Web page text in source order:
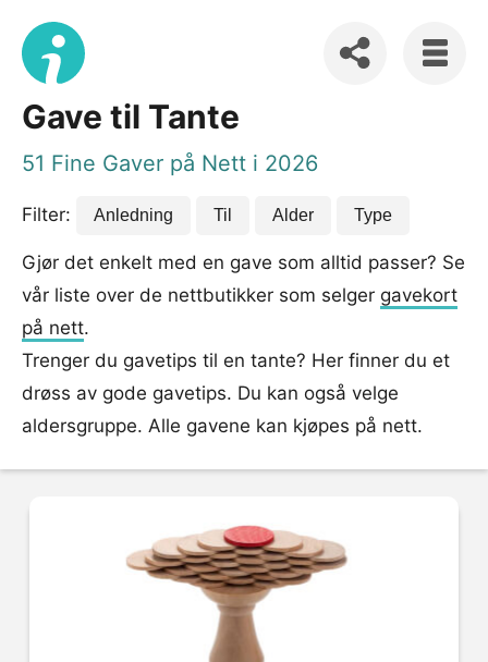
Gave til Tante
51 Fine Gaver på Nett i 2026
Filter: Anledning Til Alder Type
Gjør det enkelt med en gave som alltid passer? Se
vår liste over de nettbutikker som selger gavekort
på nett.
Trenger du gavetips til en tante? Her finner du et
drøss av gode gavetips. Du kan også velge
aldersgruppe. Alle gavene kan kjøpes på nett.